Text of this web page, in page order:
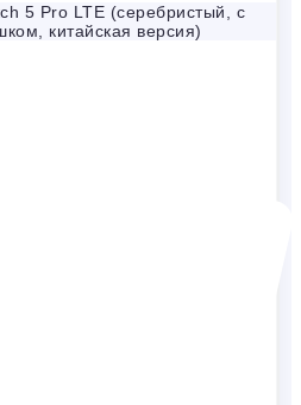
5 Pro LTE (серебристый, с
китайская версия)